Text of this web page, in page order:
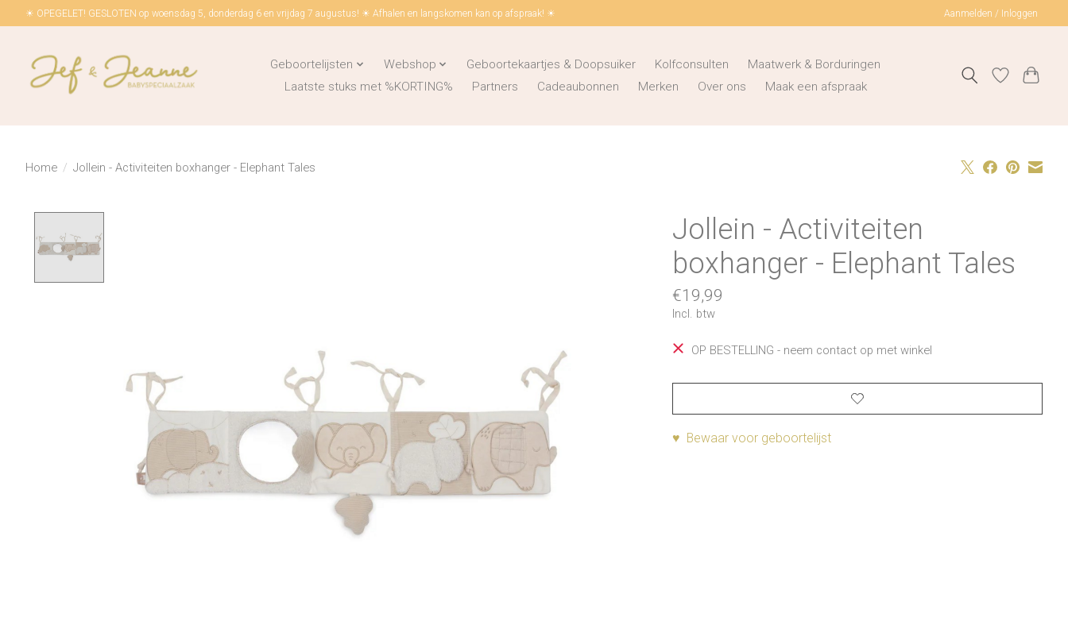
☀ OPEGELET! GESLOTEN op woensdag 5, donderdag 6 en vrijdag 7 augustus! ☀ Afhalen en langskomen kan op afspraak! ☀ Aanmelden / Inloggen
Geboortelijsten Webshop Geboortekaartjes & Doopsuiker Kolfconsulten
Maatwerk & Borduringen
Laatste stuks met %KORTING%
Partners Cadeaubonnen Merken Over ons Maak een afspraak
Home / Jollein - Activiteiten boxhanger - Elephant Tales
Jollein - Activiteiten
boxhanger - Elephant Tales
€19,99
Incl. btw
OP BESTELLING - neem contact op met winkel
♥ Bewaar voor geboortelijst